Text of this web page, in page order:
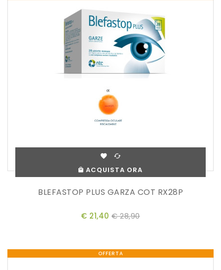
ACQUISTA ORA
BLEFASTOP PLUS GARZA COT RX28P
€ 21,40 € 28,90
OFFERTA